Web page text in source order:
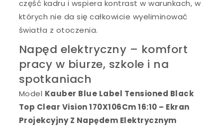
część kadru i wspiera kontrast w warunkach, w
których nie da się całkowicie wyeliminować
światła z otoczenia.
Napęd elektryczny – komfort
pracy w biurze, szkole i na
spotkaniach
Model Kauber Blue Label Tensioned Black
Top Clear Vision 170X106Cm 16:10 – Ekran
Projekcyjny Z Napędem Elektrycznym